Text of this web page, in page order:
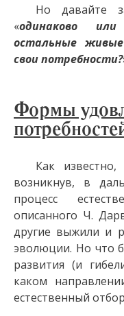
Но давайте
«одинаково
остальные
свои потребности?
Формы
Как
возникнув, в
процесс
описанного Ч.
другие выжили и
эволюции. Но что
развития (и
каком
естественный